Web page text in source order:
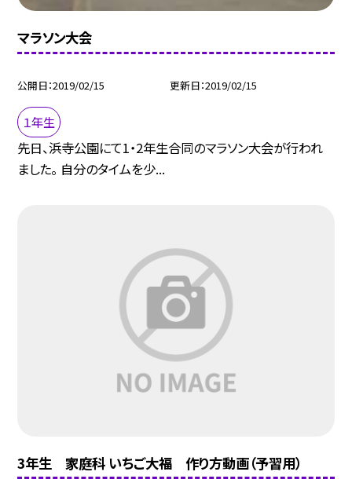
マラソン大会
公開日 2019/02/15 更新日 2019/02/15
１年生
先日、浜寺公園にて1・2年生合同のマラソン大会が行われ
ました。 自分のタイムを少...
3年生 家庭科 いちご大福 作り方動画（予習用）